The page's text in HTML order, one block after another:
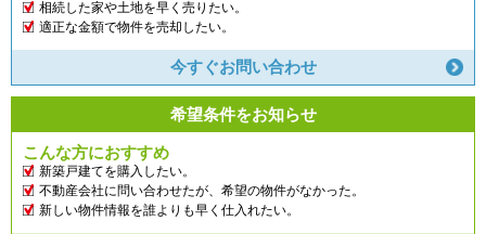
相続した家や土地を早く売りたい。
適正な金額で物件を売却したい。
今すぐお問い合わせ
希望条件をお知らせ
こんな方におすすめ
新築戸建てを購入したい。
不動産会社に問い合わせたが、希望の物件がなかった。
新しい物件情報を誰よりも早く仕入れたい。